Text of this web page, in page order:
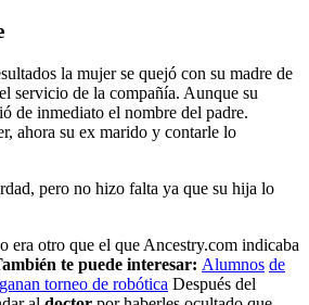
la mujer se quejó con su madre de
servicio de la compañía. Aunque su
de inmediato el nombre del padre.
ahora su ex marido y contarle lo
pero no hizo falta ya que su hija lo
era otro que el que Ancestry.com indicaba
te puede interesar: Alumnos de
torneo de robótica Después del